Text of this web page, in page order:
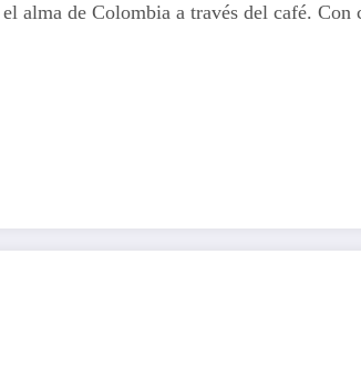
de Colombia a través del café. Con